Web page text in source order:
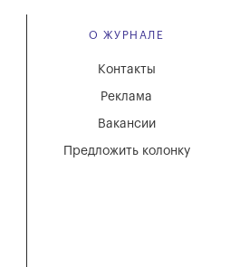
О ЖУРНАЛЕ
Вакансии
Реклама
Контакты
Предложить колонку